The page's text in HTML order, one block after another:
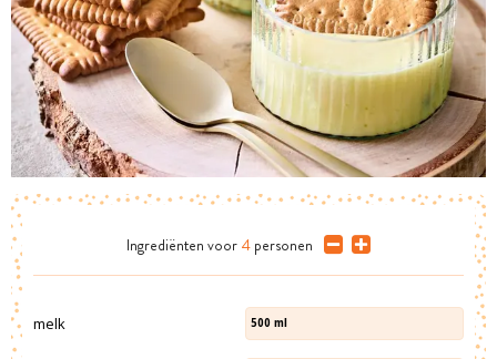
Ingrediënten voor 4 personen
melk 500 ml